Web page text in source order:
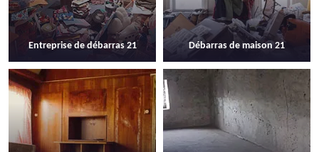
Entreprise de débarras 21 Débarras de maison 21